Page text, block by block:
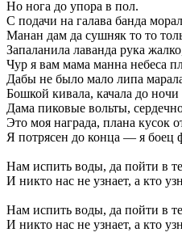
Но нога до упора в пол.
С подачи на галава банда
Манан дам да сушняк то то
Запаланила лаванда рука
Чур я вам мама манна небеса
Дабы не было мало липа
Бошкой кивала, качала до ночи
Дама пиковые вольты,
Это моя награда, плана кусок
Я потрясен до конца — я боец
Нам испить воды, да пойти в
И никто нас не узнает, а кто
Нам испить воды, да пойти в
И никто нас не узнает, а кто